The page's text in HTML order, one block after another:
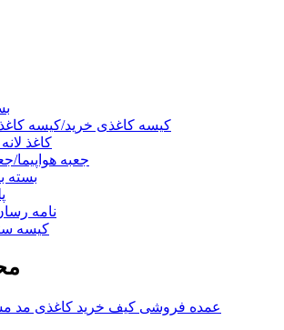
کیسه کاغذی خرید/کیسه
کاغذ
جعبه هواپیما/
بسته
نامه
کیسه